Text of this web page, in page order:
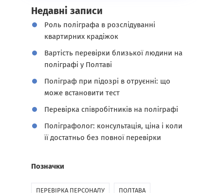
Недавні записи
Роль поліграфа в розслідуванні
квартирних крадіжок
Вартість перевірки близької людини на
поліграфі у Полтаві
Поліграф при підозрі в отруєнні: що
може встановити тест
Перевірка співробітників на поліграфі
Поліграфолог: консультація, ціна і коли
її достатньо без повної перевірки
Позначки
ПЕРЕВІРКА ПЕРСОНАЛУ ПОЛТАВА